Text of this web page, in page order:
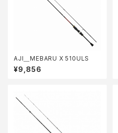
AJI＿MEBARU X 510ULS
¥9,856